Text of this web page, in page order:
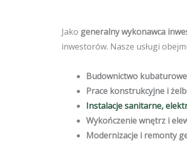
Jako generalny wykonawca
inwestorów. Nasze usługi
Budownictwo kubaturowe
Prace konstrukcyjne i
Instalacje sanitarne,
Wykończenie wnętrz i
Modernizacje i remonty